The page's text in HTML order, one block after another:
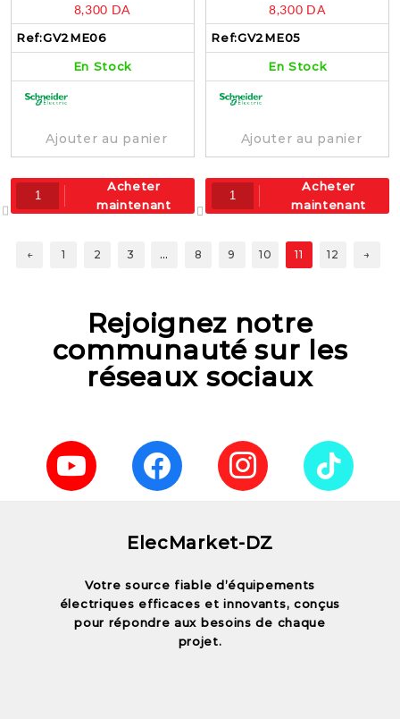
magnéto-thermique –
GV2ME06
8,300 DA
Ref:GV2ME06
En Stock
Ajouter au panier
Acheter
maintenant
magnéto-thermique –
GV2ME05
8,300 DA
Ref:GV2ME05
En Stock
Ajouter au panier
Acheter
maintenant
← 1 2 3 … 8 9 10 11 12 →
Rejoignez notre
communauté sur les
réseaux sociaux
ElecMarket-DZ
Votre source fiable d’équipements
électriques efficaces et innovants, conçus
pour répondre aux besoins de chaque
projet.